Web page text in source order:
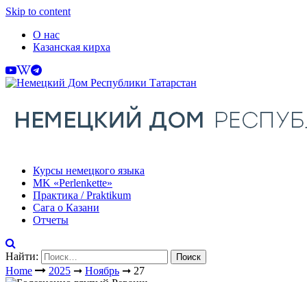
Skip to content
О нас
Казанская кирха
Курсы немецкого языка
МK «Perlenkette»
Практика / Praktikum
Сага о Казани
Отчеты
Найти:
Home
2025 ➞ Ноябрь ➞ 27